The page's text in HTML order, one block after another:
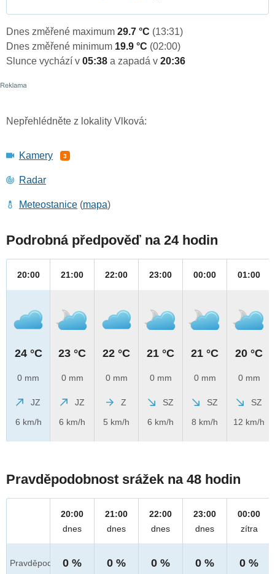
Dnes změřené maximum 29.7 °C (13:31)
Dnes změřené minimum 19.9 °C (02:00)
Slunce vychází v 05:38 a zapadá v 20:36
Nepřehlédněte z lokality Vlková:
Kamery 3
Radar
Meteostanice (mapa)
Podrobná předpověď na 24 hodin
20:00
24 °C
0 mm
JZ
6 km/h
21:00
23 °C
0 mm
JZ
6 km/h
22:00
22 °C
0 mm
Z
5 km/h
23:00
21 °C
0 mm
SZ
6 km/h
00:00
21 °C
0 mm
SZ
8 km/h
01:00
20 °C
0 mm
SZ
12 km/h
Pravděpodobnost srážek na 48 hodin
Pravděpod.
20:00
dnes
0 %
21:00
dnes
0 %
22:00
dnes
0 %
23:00
dnes
0 %
00:00
zítra
0 %